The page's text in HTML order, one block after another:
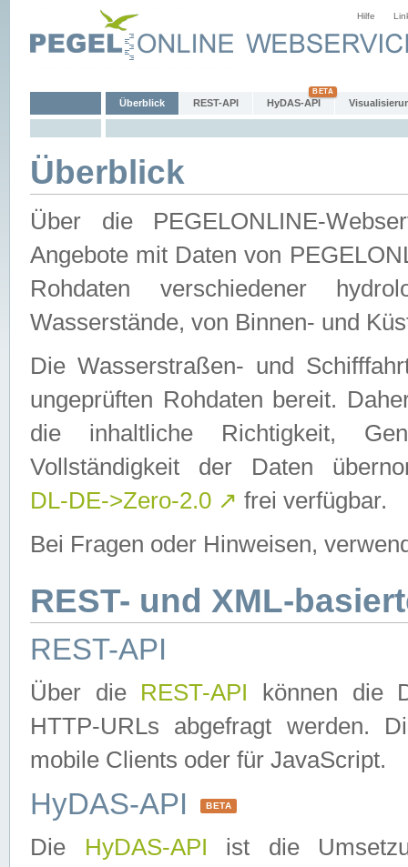
Hilfe
Überblick REST-API HyDAS-API
Überblick
Über die PEGELONLINE-
Angebote mit Daten von
Rohdaten verschiedener
Wasserstände, von Binnen- und
Die Wasserstraßen- und
ungeprüften Rohdaten bereit.
die inhaltliche Richtigkeit,
Vollständigkeit der Daten
DL-DE->Zero-2.0 ↗ frei verfügbar.
Bei Fragen oder Hinweisen,
REST- und XML-
REST-API
Über die REST-API können die
HTTP-URLs abgefragt werden.
mobile Clients oder für JavaScript.
HyDAS-API BETA
Die HyDAS-API ist die